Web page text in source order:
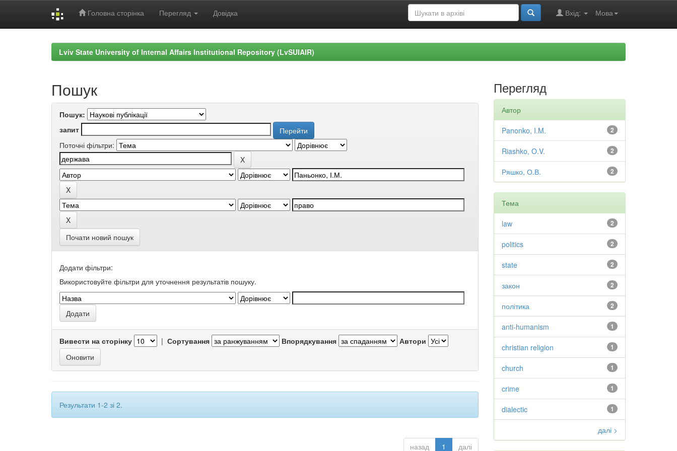
Головна сторінка Перегляд Довідка Мова
Вхід:
Lviv State University of Internal Affairs Institutional Repository (LvSUIAIR)
Пошук
Пошук:
запит
Поточні фільтри:
Почати новий пошук
Додати фільтри:
Використовуйте фільтри для уточнення результатів пошуку.
Вивести на сторінку | Сортування Впорядкування Автори
Результати 1-2 зі 2.
назад 1 далі
Перегляд
Автор
2
Panonko, I.M.
2
Riashko, O.V.
2
Ряшко, О.В.
Тема
2
law
2
politics
2
state
2
закон
2
політика
1
anti-humanism
1
christian religion
1
church
1
crime
1
dialectic
далі >